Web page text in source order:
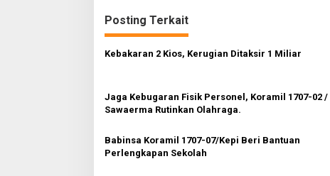
i
g
i
o
s
Posting Terkait
Kebakaran 2 Kios, Kerugian Ditaksir 1 Miliar
Jaga Kebugaran Fisik Personel, Koramil 1707-02 /
Sawaerma Rutinkan Olahraga.
Babinsa Koramil 1707-07/Kepi Beri Bantuan
Perlengkapan Sekolah